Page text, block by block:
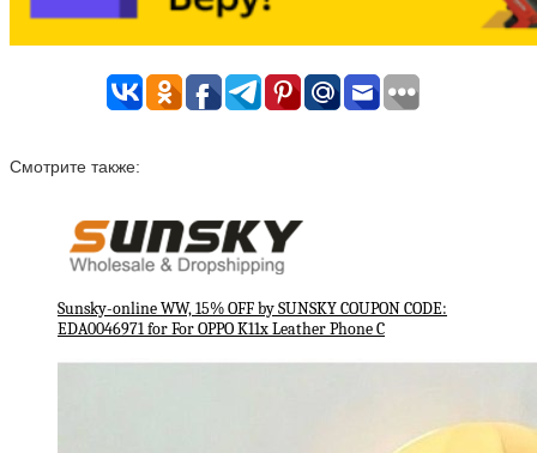
Смотрите также:
Sunsky-online WW, 15% OFF by SUNSKY COUPON CODE:
EDA0046971 for For OPPO K11x Leather Phone C